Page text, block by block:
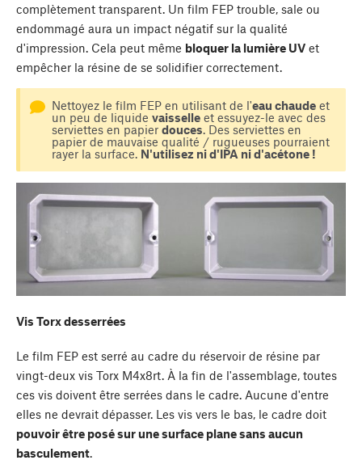
complètement transparent. Un film FEP trouble, sale ou
endommagé aura un impact négatif sur la qualité
d'impression. Cela peut même bloquer la lumière UV et
empêcher la résine de se solidifier correctement.
Nettoyez le film FEP en utilisant de l'eau chaudeet
un peu de liquide vaisselleet essuyez-le avec des
serviettes en papier douces. Des serviettes en
papier de mauvaise qualité / rugueuses pourraient
rayer la surface. N'utilisez ni d'IPA ni d'acétone !
Vis Torx desserrées
Le film FEP est serré au cadre du réservoir de résine par
vingt-deux vis Torx M4x8rt. À la fin de l'assemblage, toutes
ces vis doivent être serrées dans le cadre. Aucune d'entre
elles ne devrait dépasser. Les vis vers le bas, le cadre doit
pouvoir être posé sur une surface plane sans aucun
basculement.